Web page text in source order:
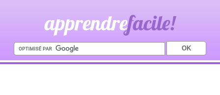
apprendrefacile!